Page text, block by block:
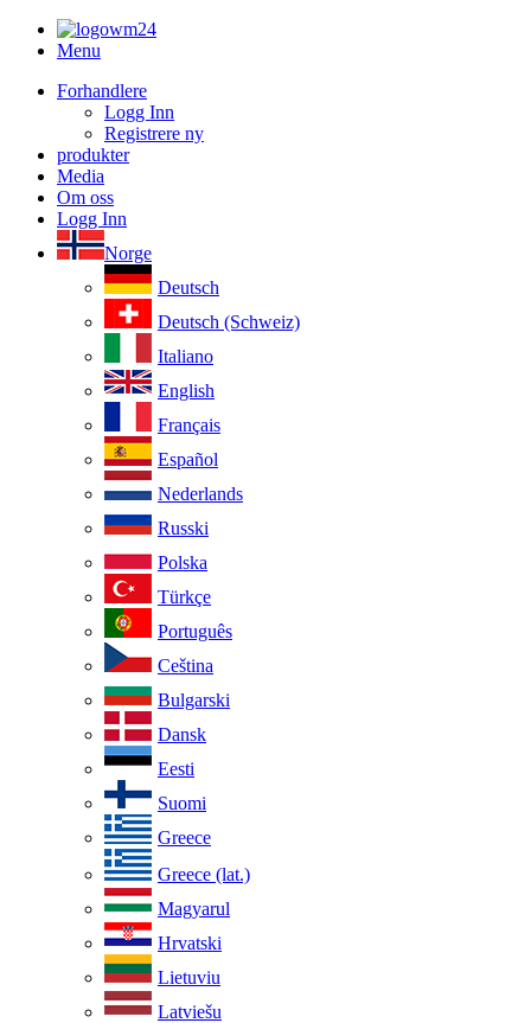
Menu
Forhandlere
Logg Inn
Registrere ny
produkter
Media
Om oss
Logg Inn
Norge
Deutsch
Deutsch (Schweiz)
Italiano
English
Français
Español
Nederlands
Russki
Polska
Türkçe
Português
Ceština
Bulgarski
Dansk
Eesti
Suomi
Greece
Greece (lat.)
Magyarul
Hrvatski
Lietuviu
Latviešu